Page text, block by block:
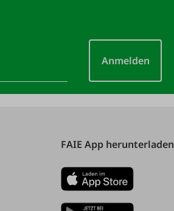
Anmelden
FAIE App herunterladen